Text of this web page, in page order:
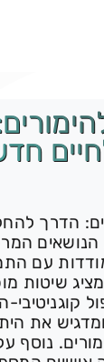
הדרך
עם
שיטות
קוגניטיבי-
את
נוסף